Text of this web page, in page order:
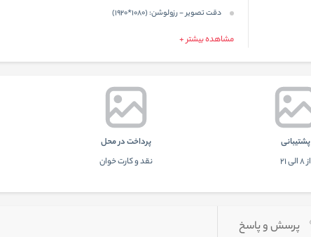
دقت تصویر - رزولوشن:(1080*1920)
مشاهده بیشتر +
پشتيبانی
از 8 الی 21
پرداخت در محل
نقد و کارت خوان
پرسش و پاسخ